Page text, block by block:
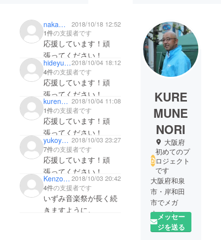
nakamura shinya
2018/10/18 12:52
1件の支援者です
応援しています！頑
張ってください！
hideyuki osa2018/10/04 18:12
4件の支援者です
応援しています！頑
張ってください！
kurenaoko 2018/10/04 11:08
1件の支援者です
応援しています！頑
張ってください！
yukoyukotogo 2018/10/03 23:27
7件の支援者です
応援しています！頑
張ってください！
KenzoHino 2018/10/03 20:42
4件の支援者です
いずみ音楽祭が長く続
きますように。
KURE
MUNE
NORI
大阪府
初めてのプ
ロジェクト
です
大阪府和泉
市・岸和田
市でメガ
ネ・コンタ
クト店をし
ています。
メッセー
ジを送る